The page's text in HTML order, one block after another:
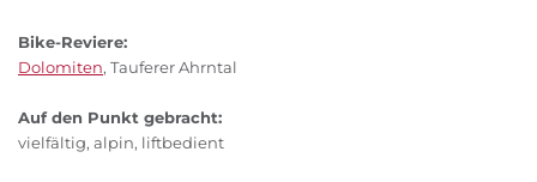
Bike-Reviere:
Dolomiten, Tauferer Ahrntal
Auf den Punkt gebracht:
vielfältig, alpin, liftbedient